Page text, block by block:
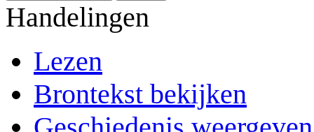
Handelingen
Lezen
Brontekst bekijken